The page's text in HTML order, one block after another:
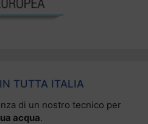
TUTTA ITALIA
di un nostro tecnico per
acqua.